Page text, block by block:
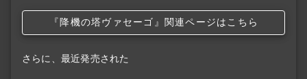
『降機の塔ヴァセーゴ』関連ページはこちら
さらに、最近発売された